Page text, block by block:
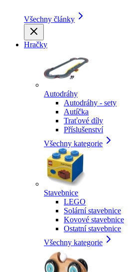
Všechny články
Hračky
Autodráhy
Autodráhy - sety
Autíčka
Traťové díly
Příslušenství
Všechny kategorie
Stavebnice
LEGO
Solární stavebnice
Kovové stavebnice
Ostatní stavebnice
Všechny kategorie